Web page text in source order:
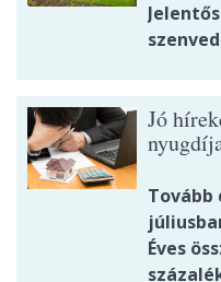
Jó
Tovább
Éves